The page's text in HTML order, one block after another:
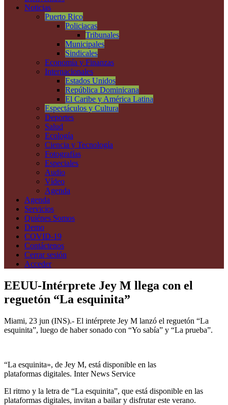
Noticias
Puerto Rico
Policiacas
Tribunales
Municipales
Sindicales
Economía y Finanzas
Internacionales
Estados Unidos
República Dominicana
El Caribe y América Latina
Espectáculos y Cultura
Deportes
Salud
Ecología
Ciencia y Tecnología
Fotografías
Especiales
Audio
Vídeo
Agenda
Agenda
Servicios
Quiénes Somos
Demo
COVID-19
Contáctenos
Cerrar sesión
Acceder
EEUU-Intérprete Jey M llega con el
reguetón “La esquinita”
Miami, 23 jun (INS).- El intérprete Jey M lanzó el reguetón “La
esquinita”, luego de haber sonado con “Yo sabía” y “La prueba”.
“La esquinita», de Jey M, está disponible en las
plataformas digitales. Inter News Service
El ritmo y la letra de “La esquinita”, que está disponible en las
plataformas digitales, invitan a bailar y disfrutar este verano.